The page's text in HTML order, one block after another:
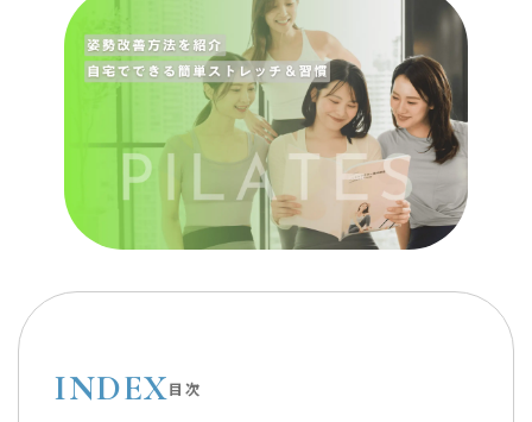
INDEX目次